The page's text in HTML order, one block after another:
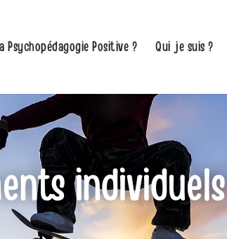
Psychopédagogie Positive ? Qui je suis ?
individuels